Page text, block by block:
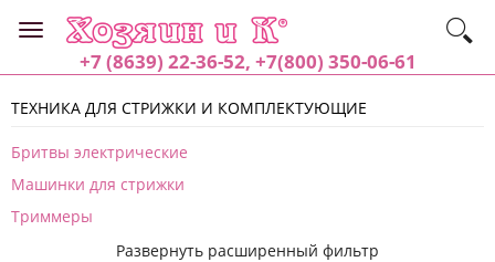
+7 (8639) 22-36-52, +7(800) 350-06-61
ТЕХНИКА ДЛЯ СТРИЖКИ И КОМПЛЕКТУЮЩИЕ
Бритвы электрические
Машинки для стрижки
Триммеры
Развернуть расширенный фильтр